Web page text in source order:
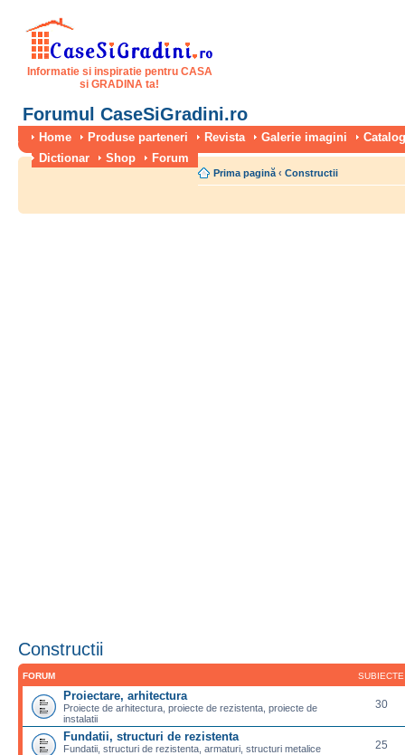
Informatie si inspiratie pentru CASA
si GRADINA ta!
Forumul CaseSiGradini.ro
Home Produse parteneri Revista Galerie imagini
Dictionar
Shop Forum
Prima pagină ‹ Constructii
Constructii
FORUM SUBIECTE
Proiectare, arhitectura
Proiecte de arhitectura, proiecte de rezistenta, proiecte de
instalatii
30
Fundatii, structuri de rezistenta
Fundatii, structuri de rezistenta, armaturi, structuri metalice 25